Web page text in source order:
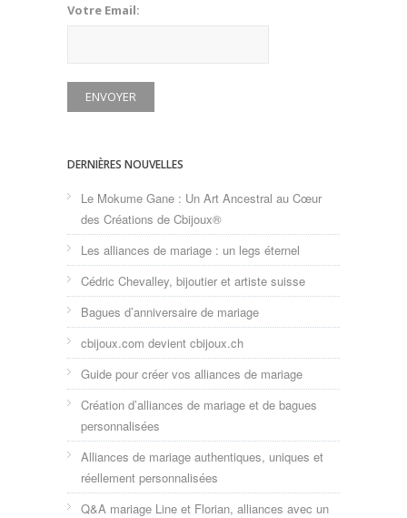
Votre Email:
DERNIÈRES NOUVELLES
Le Mokume Gane : Un Art Ancestral au Cœur
des Créations de Cbijoux®
Les alliances de mariage : un legs éternel
Cédric Chevalley, bijoutier et artiste suisse
Bagues d’anniversaire de mariage
cbijoux.com devient cbijoux.ch
Guide pour créer vos alliances de mariage
Création d’alliances de mariage et de bagues
personnalisées
Alliances de mariage authentiques, uniques et
réellement personnalisées
Q&A mariage Line et Florian, alliances avec un